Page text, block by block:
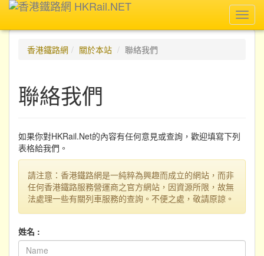
香港鐵路網
關於本站 聯絡我們
聯絡我們
如果你對HKRail.Net的內容有任何意見或查詢，歡迎填寫下列
表格給我們。
請注意：香港鐵路網是一純粹為興趣而成立的網站，而非
任何香港鐵路服務營運商之官方網站，因資源所限，故無
法處理一些有關列車服務的查詢。不便之處，敬請原諒。
姓名 :